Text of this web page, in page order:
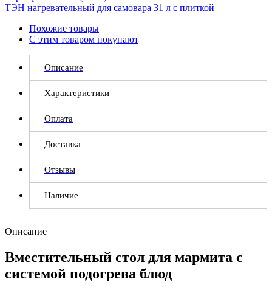
ТЭН нагревательный для самовара 31 л с плиткой
Похожие товары
С этим товаром покупают
Описание
Характеристики
Оплата
Доставка
Отзывы
Наличие
Описание
Вместительный стол для мармита с
системой подогрева блюд